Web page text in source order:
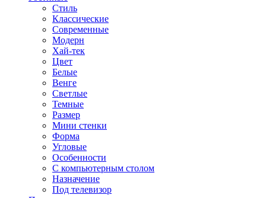
Стиль
Классические
Современные
Модерн
Хай-тек
Цвет
Белые
Венге
Светлые
Темные
Размер
Мини стенки
Форма
Угловые
Особенности
С компьютерным столом
Назначение
Под телевизор